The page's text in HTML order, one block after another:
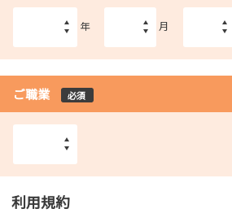
年 月
ご職業 必須
利用規約